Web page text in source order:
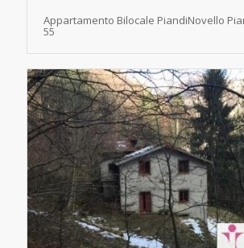
Appartamento Bilocale PiandiNovello
55